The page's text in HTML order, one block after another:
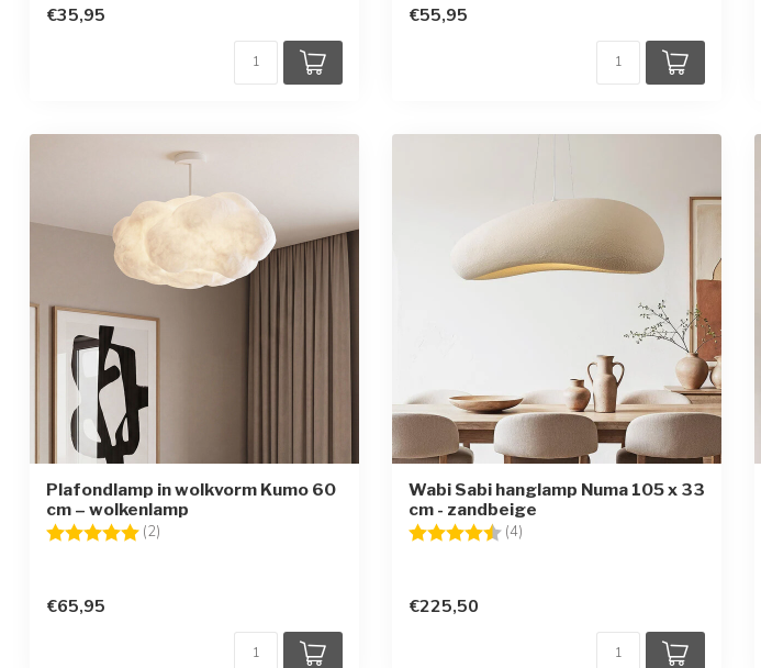
€35,95 €55,95
Plafondlamp in wolkvorm Kumo 60
cm – wolkenlamp
Beoordeling: (2)
€65,95
Wabi Sabi hanglamp Numa 105 x 33
cm - zandbeige
Beoordeling: (4)
€225,50